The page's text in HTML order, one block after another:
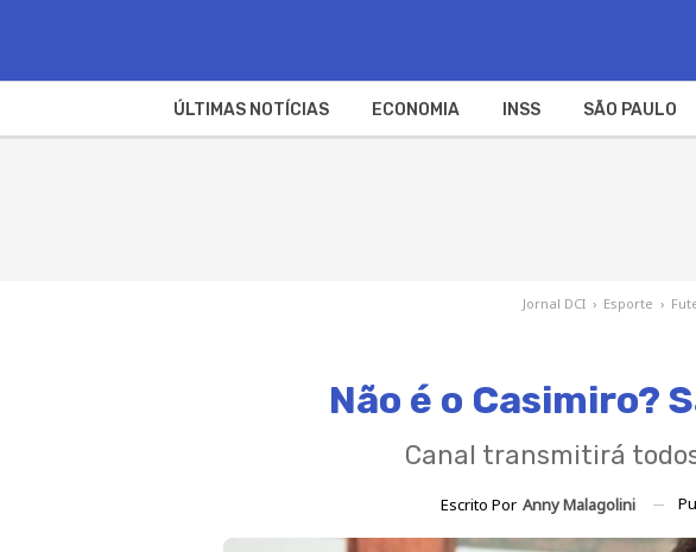
ÚLTIMAS NOTÍCIAS ECONOMIA INSS SÃO PAULO
Jornal DCI › Esporte ›
Não é o Casimiro?
Canal transmitirá
Escrito Por Anny Malagolini